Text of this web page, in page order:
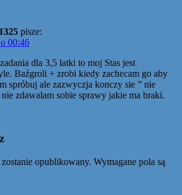
pisze:
00:46
dla 3,5 latki to moj Stas jest
Baźgroli + zrobi kiedy zachecam go aby
spróbuj ale zazwyczja konczy sie ” nie
zdawalam sobie sprawy jakie ma braki.
opublikowany. Wymagane pola są